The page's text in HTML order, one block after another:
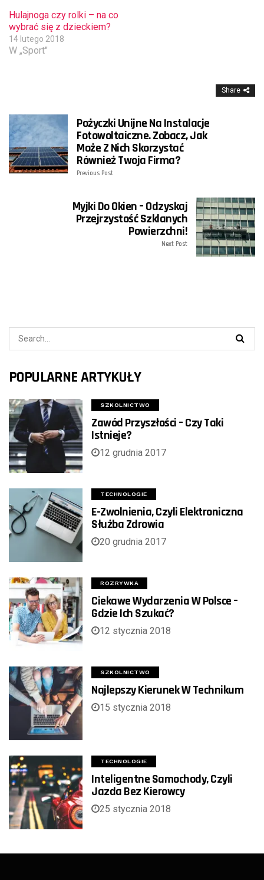
Hulajnoga czy rolki – na co
wybrać się z dzieckiem?
14 lutego 2018
W „Sport"
Share
Pożyczki Unijne Na Instalacje
Fotowoltaiczne. Zobacz, Jak
Może Z Nich Skorzystać
Również Twoja Firma?
Previous Post
Myjki Do Okien – Odzyskaj
Przejrzystość Szklanych
Powierzchni!
Next Post
POPULARNE ARTYKUŁY
SZKOLNICTWO
Zawód Przyszłości – Czy Taki
Istnieje?
12 grudnia 2017
TECHNOLOGIE
E-Zwolnienia, Czyli Elektroniczna
Służba Zdrowia
20 grudnia 2017
ROZRYWKA
Ciekawe Wydarzenia W Polsce –
Gdzie Ich Szukać?
12 stycznia 2018
SZKOLNICTWO
Najlepszy Kierunek W Technikum
15 stycznia 2018
TECHNOLOGIE
Inteligentne Samochody, Czyli
Jazda Bez Kierowcy
25 stycznia 2018